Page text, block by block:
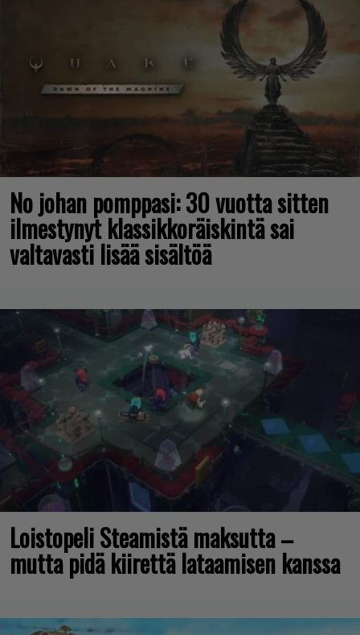
No johan pomppasi: 30 vuotta sitten
ilmestynyt klassikkoräiskintä sai
valtavasti lisää sisältöä
Loistopeli Steamistä maksutta –
mutta pidä kiirettä lataamisen kanssa